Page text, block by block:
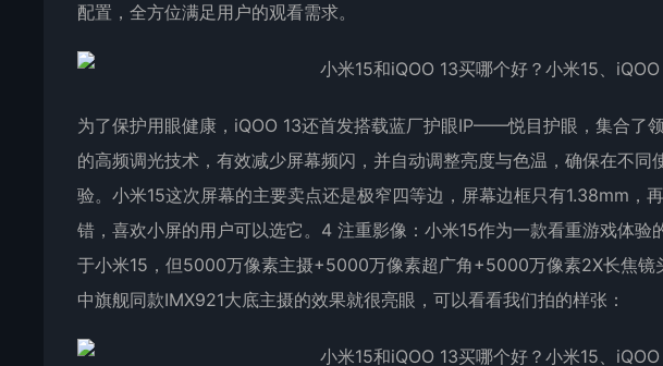
配置，全方位满足用户的观看需求。
为了保护用眼健康，iQOO 13还首发搭载蓝厂护眼IP——悦目护眼，集合了
的高频调光技术，有效减少屏幕频闪，并自动调整亮度与色温，确保在不
验。小米15这次屏幕的主要卖点还是极窄四等边，屏幕边框只有1.38mm，
错，喜欢小屏的用户可以选它。4 注重影像：小米15作为一款看重游戏体验
于小米15，但5000万像素主摄+5000万像素超广角+5000万像素2X长焦镜
中旗舰同款IMX921大底主摄的效果就很亮眼，可以看看我们拍的样张：